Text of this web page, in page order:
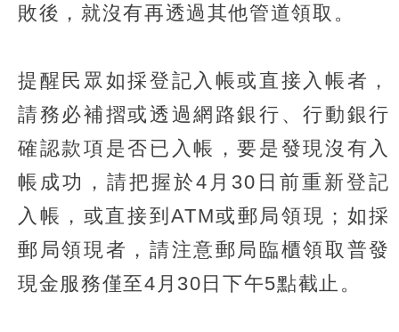
敗後，就沒有再透過其他管道領取。
提醒民眾如採登記入帳或直接入帳者，
請務必補摺或透過網路銀行、行動銀行
確認款項是否已入帳，要是發現沒有入
帳成功，請把握於4月30日前重新登記
入帳，或直接到ATM或郵局領現；如採
郵局領現者，請注意郵局臨櫃領取普發
現金服務僅至4月30日下午5點截止。